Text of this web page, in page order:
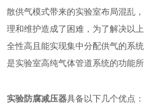
散供气模式带来的实验室布局混乱
理和维护造成了困难，为了解决以
全性高且能实现集中分配供气的系
是实验室高纯气体管道系统的功能所
实验防腐减压器具备以下几个优点：